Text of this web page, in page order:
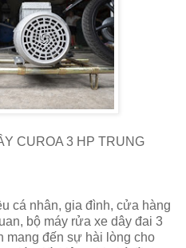
CUROA 3 HP TRUNG
cá nhân, gia đình, cửa hàng
bộ máy rửa xe dây đai 3
mang đến sự hài lòng cho